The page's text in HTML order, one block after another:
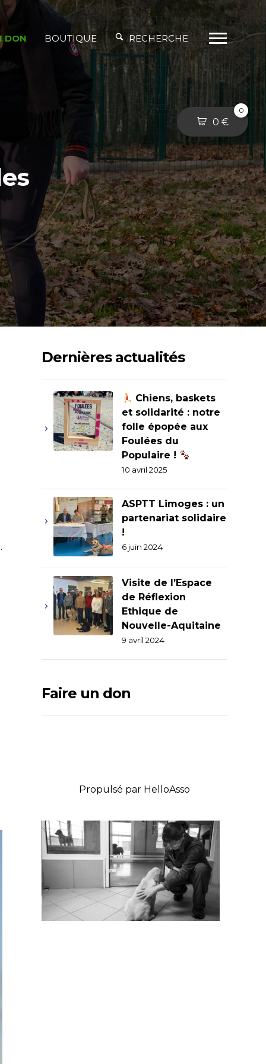
DON BOUTIQUE RECHERCHE
0
0 €
Dernières actualités
Chiens, baskets
et solidarité : notre
folle épopée aux
Foulées du
Populaire !
10 avril 2025
ASPTT Limoges : un
partenariat solidaire
!
6 juin 2024
Visite de l’Espace
de Réflexion
Ethique de
Nouvelle-Aquitaine
9 avril 2024
Faire un don
Propulsé par HelloAsso